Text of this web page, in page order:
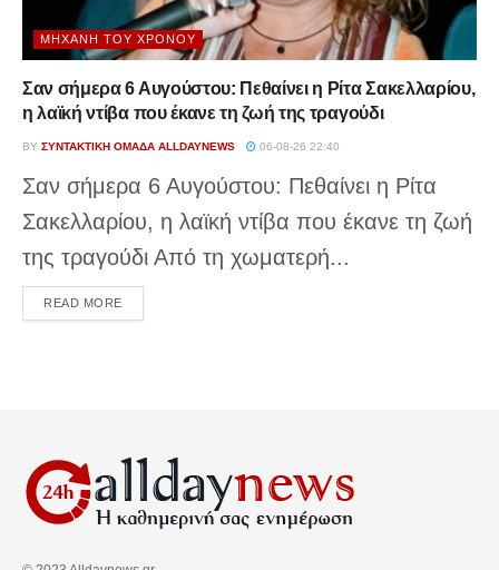
ΜΗΧΑΝΉ ΤΟΥ ΧΡΌΝΟΥ
Σαν σήμερα 6 Αυγούστου: Πεθαίνει η Ρίτα Σακελλαρίου,
η λαϊκή ντίβα που έκανε τη ζωή της τραγούδι
BY ΣΥΝΤΑΚΤΙΚΉ ΟΜΆΔΑ ALLDAYNEWS 06-08-26 22:40
Σαν σήμερα 6 Αυγούστου: Πεθαίνει η Ρίτα
Σακελλαρίου, η λαϊκή ντίβα που έκανε τη ζωή
της τραγούδι Από τη χωματερή...
READ MOREDETAILS